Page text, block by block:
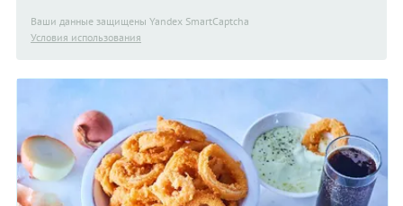
Ваши данные защищены Yandex SmartCaptcha
Условия использования